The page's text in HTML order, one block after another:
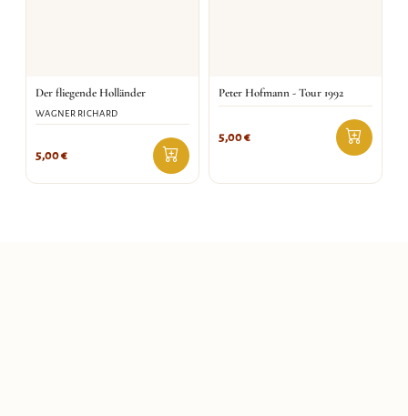
Der fliegende Holländer
WAGNER RICHARD
5,00€
Peter Hofmann - Tour 1992
5,00€